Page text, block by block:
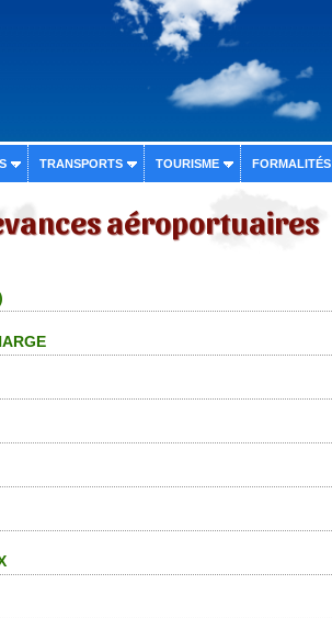
TRANSPORTS TOURISME FORMALITÉS
aéroportuaires